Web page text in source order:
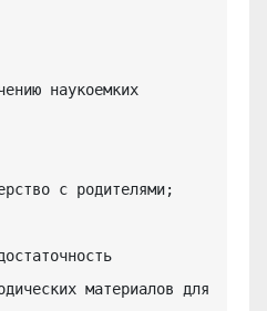
наукоемких
с родителями;
материалов для